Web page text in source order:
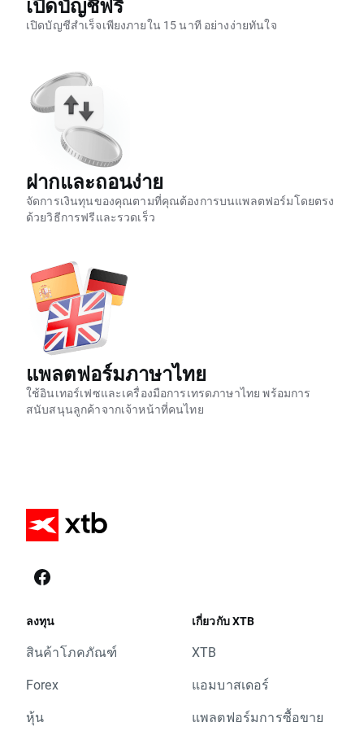
เปิดบัญชีฟรี
เปิดบัญชีสำเร็จเพียงภายใน 15 นาที อย่างง่ายทันใจ
ฝากและถอนง่าย
จัดการเงินทุนของคุณตามที่คุณต้องการบนแพลตฟอร์มโดยตรง
ด้วยวิธีการฟรีและรวดเร็ว
แพลตฟอร์มภาษาไทย
ใช้อินเทอร์เฟซและเครื่องมือการเทรดภาษาไทย พร้อมการ
สนับสนุนลูกค้าจากเจ้าหน้าที่คนไทย
ลงทุน
สินค้าโภคภัณฑ์
Forex
หุ้น
เกี่ยวกับ XTB
XTB
แอมบาสเดอร์
แพลตฟอร์มการซื้อขาย